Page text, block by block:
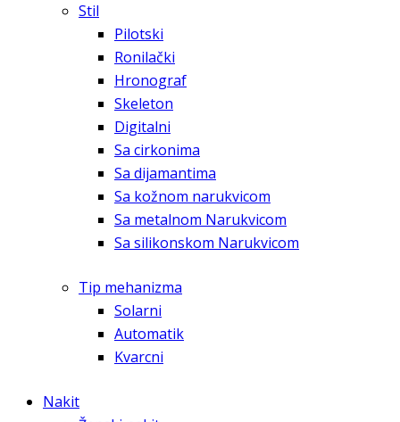
Stil
Pilotski
Ronilački
Hronograf
Skeleton
Digitalni
Sa cirkonima
Sa dijamantima
Sa kožnom narukvicom
Sa metalnom Narukvicom
Sa silikonskom Narukvicom
Tip mehanizma
Solarni
Automatik
Kvarcni
Nakit